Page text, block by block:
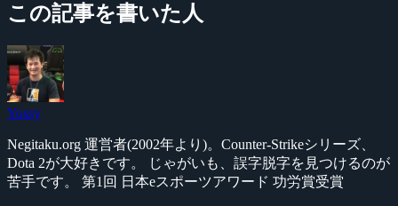
この記事を書いた人
Yossy
Negitaku.org 運営者(2002年より)。Counter-Strikeシリーズ、
Dota 2が大好きです。 じゃがいも、誤字脱字を見つけるのが
苦手です。 第1回 日本eスポーツアワード 功労賞受賞